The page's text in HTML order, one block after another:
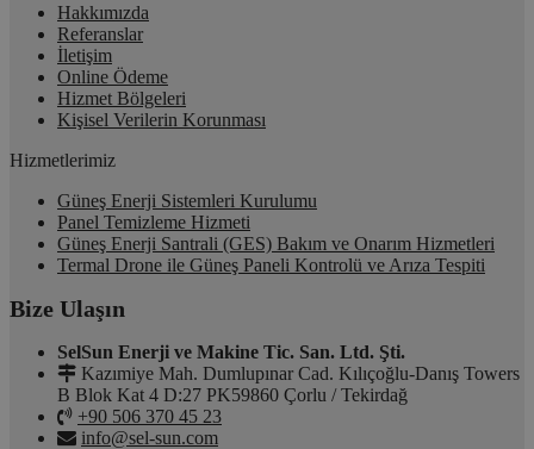
Hakkımızda
Referanslar
İletişim
Online Ödeme
Hizmet Bölgeleri
Kişisel Verilerin Korunması
Hizmetlerimiz
Güneş Enerji Sistemleri Kurulumu
Panel Temizleme Hizmeti
Güneş Enerji Santrali (GES) Bakım ve Onarım Hizmetleri
Termal Drone ile Güneş Paneli Kontrolü ve Arıza Tespiti
Bize Ulaşın
SelSun Enerji ve Makine Tic. San. Ltd. Şti.
Kazımiye Mah. Dumlupınar Cad. Kılıçoğlu-Danış Towers
B Blok Kat 4 D:27 PK59860 Çorlu / Tekirdağ
+90 506 370 45 23
info@sel-sun.com